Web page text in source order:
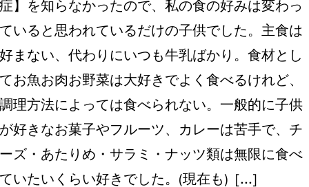
症】を知らなかったので、私の食の好みは変わっ
ていると思われているだけの子供でした。主食は
好まない、代わりにいつも牛乳ばかり。食材とし
てお魚お肉お野菜は大好きでよく食べるけれど、
調理方法によっては食べられない。一般的に子供
が好きなお菓子やフルーツ、カレーは苦手で、チ
ーズ・あたりめ・サラミ・ナッツ類は無限に食べ
ていたいくらい好きでした。(現在も) [...]